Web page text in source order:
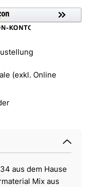
(exkl. Online
aus dem Hause
Mix aus